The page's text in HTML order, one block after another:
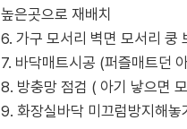
높은곳으로 재배치
6. 가구 모서리 벽면 모서리 쿵
7. 바닥매트시공 (퍼즐매트던
8. 방충망 점검 ( 아기 낳으면
9. 화장실바닥 미끄럼방지해놓